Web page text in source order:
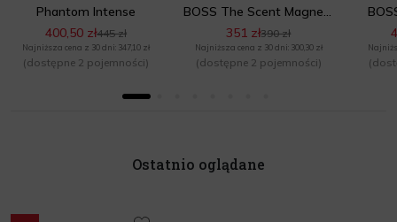
Phantom Intense
400,50 zł445 zł
Najniższa cena z 30 dni: 347,10 zł
(dostępne 2 pojemności)
BOSS The Scent Magnetic
351 zł390 zł
Najniższa cena z 30 dni: 300,30 zł
(dostępne 2 pojemności)
Ostatnio oglądane